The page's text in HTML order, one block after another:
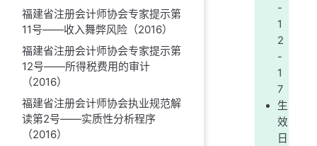
福建省注册会计师协会专家提示第
11号——收入舞弊风险（2016）
福建省注册会计师协会专家提示第
12号——所得税费用的审计
（2016）
福建省注册会计师协会执业规范解
读第2号——实质性分析程序
（2016）
-
1
2
-
1
7
生
效
日